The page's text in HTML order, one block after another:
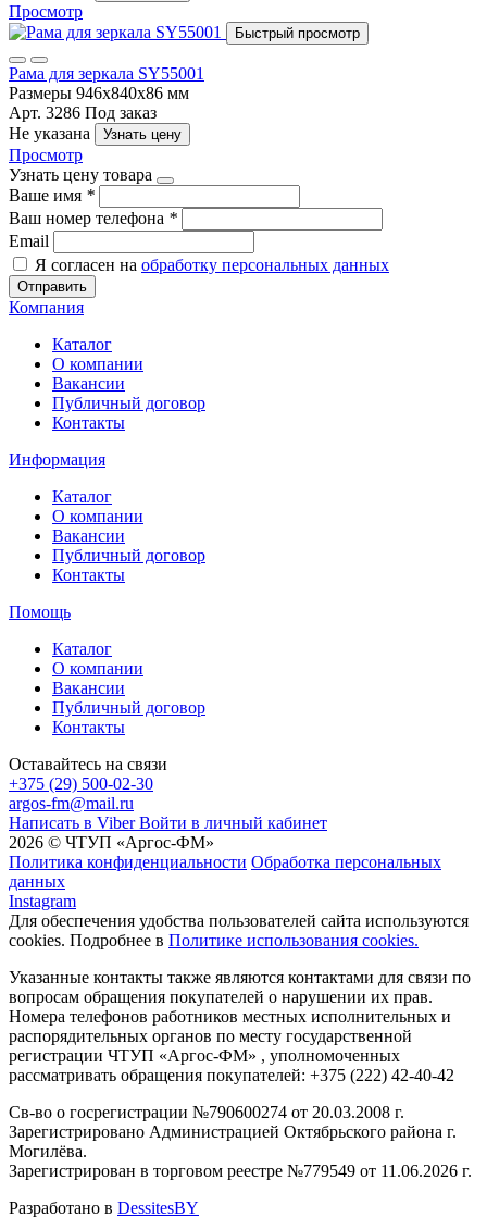
Просмотр
Быстрый просмотр
Рама для зеркала SY55001
Размеры 946х840х86 мм
Арт. 3286 Под заказ
Не указана
Узнать цену
Просмотр
Узнать цену товара
Ваше имя *
Ваш номер телефона *
Email
Я согласен на обработку персональных данных
Отправить
Компания
Каталог
О компании
Вакансии
Публичный договор
Контакты
Информация
Каталог
О компании
Вакансии
Публичный договор
Контакты
Помощь
Каталог
О компании
Вакансии
Публичный договор
Контакты
Оставайтесь на связи
+375 (29) 500-02-30
argos-fm@mail.ru
Написать в Viber Войти в личный кабинет
2026 © ЧТУП «Аргос-ФМ»
Политика конфиденциальности Обработка персональных
данных
Instagram
Для обеспечения удобства пользователей сайта используются
cookies. Подробнее в Политике использования cookies.
Указанные контакты также являются контактами для связи по
вопросам обращения покупателей о нарушении их прав.
Номера телефонов работников местных исполнительных и
распорядительных органов по месту государственной
регистрации ЧТУП «Аргос-ФМ» , уполномоченных
рассматривать обращения покупателей: +375 (222) 42-40-42
Св-во о госрегистрации №790600274 от 20.03.2008 г.
Зарегистрировано Администрацией Октябрьского района г.
Могилёва.
Зарегистрирован в торговом реестре №779549 от 11.06.2026 г.
Разработано в DessitesBY